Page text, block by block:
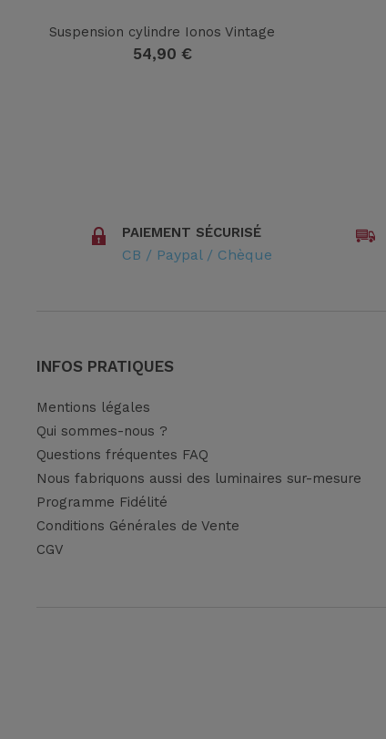
Suspension cylindre Ionos Vintage
54,90 €
PAIEMENT SÉCURISÉ
CB / Paypal / Chèque
INFOS PRATIQUES
Mentions légales
Qui sommes-nous ?
Questions fréquentes FAQ
Nous fabriquons aussi des luminaires sur-mesure
Programme Fidélité
Conditions Générales de Vente
CGV